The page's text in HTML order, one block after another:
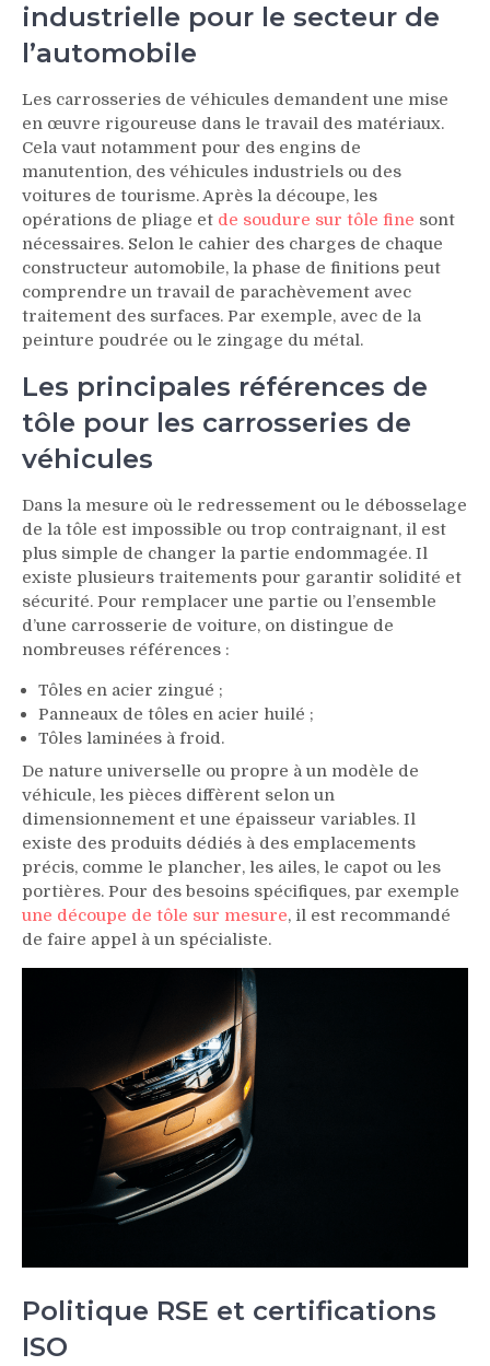
industrielle pour le secteur de
l’automobile
Les carrosseries de véhicules demandent une mise
en œuvre rigoureuse dans le travail des matériaux.
Cela vaut notamment pour des engins de
manutention, des véhicules industriels ou des
voitures de tourisme. Après la découpe, les
opérations de pliage et de soudure sur tôle fine sont
nécessaires. Selon le cahier des charges de chaque
constructeur automobile, la phase de finitions peut
comprendre un travail de parachèvement avec
traitement des surfaces. Par exemple, avec de la
peinture poudrée ou le zingage du métal.
Les principales références de
tôle pour les carrosseries de
véhicules
Dans la mesure où le redressement ou le débosselage
de la tôle est impossible ou trop contraignant, il est
plus simple de changer la partie endommagée. Il
existe plusieurs traitements pour garantir solidité et
sécurité. Pour remplacer une partie ou l’ensemble
d’une carrosserie de voiture, on distingue de
nombreuses références :
Tôles en acier zingué ;
Panneaux de tôles en acier huilé ;
Tôles laminées à froid.
De nature universelle ou propre à un modèle de
véhicule, les pièces diffèrent selon un
dimensionnement et une épaisseur variables. Il
existe des produits dédiés à des emplacements
précis, comme le plancher, les ailes, le capot ou les
portières. Pour des besoins spécifiques, par exemple
une découpe de tôle sur mesure, il est recommandé
de faire appel à un spécialiste.
Politique RSE et certifications
ISO